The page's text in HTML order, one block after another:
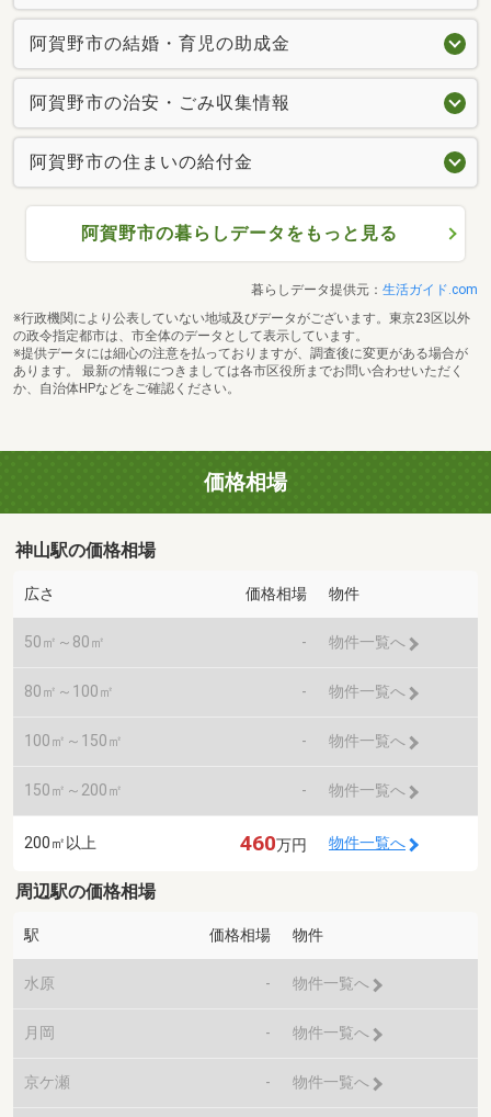
阿賀野市の結婚・育児の助成金
阿賀野市の治安・ごみ収集情報
阿賀野市の住まいの給付金
阿賀野市の暮らしデータをもっと見る
暮らしデータ提供元： 生活ガイド.com
※行政機関により公表していない地域及びデータがございます。東京23区以外
の政令指定都市は、市全体のデータとして表示しています。
※提供データには細心の注意を払っておりますが、調査後に変更がある場合が
あります。 最新の情報につきましては各市区役所までお問い合わせいただく
か、自治体HPなどをご確認ください。
価格相場
神山駅の価格相場
広さ 価格相場 物件
50㎡～80㎡ - 物件一覧へ
80㎡～100㎡ - 物件一覧へ
100㎡～150㎡ - 物件一覧へ
150㎡～200㎡ - 物件一覧へ
200㎡以上 460万円 物件一覧へ
周辺駅の価格相場
駅 価格相場 物件
水原 - 物件一覧へ
月岡 - 物件一覧へ
京ケ瀬 - 物件一覧へ